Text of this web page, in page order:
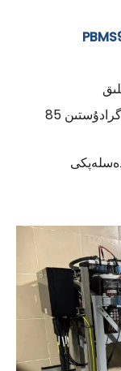
كەڭ تېمپېراتۇرا مەشغۇلاتى: -40 سېلسىيە گرادۇستىن 85